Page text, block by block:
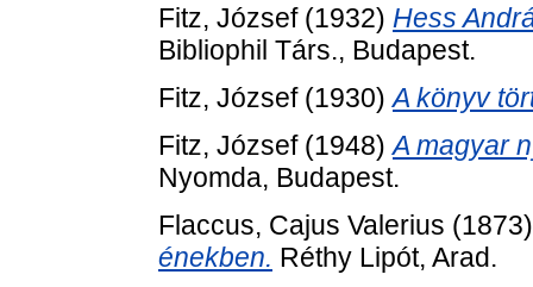
Fitz, József(1932) Hess
Bibliophil Társ., Budapest.
Fitz, József(1930)A könyv
Fitz, József(1948)A magyar
Nyomda, Budapest.
Flaccus, Cajus Valerius
énekben. Réthy Lipót, Arad.